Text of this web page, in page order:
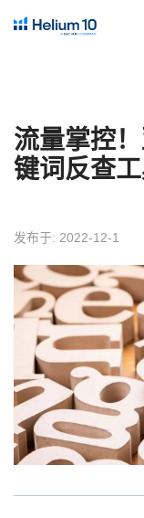
流量掌控
键词反查
发布于: 2022-12-1